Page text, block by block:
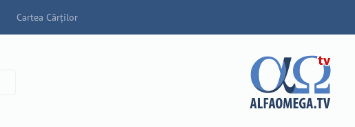
Cartea Cărților